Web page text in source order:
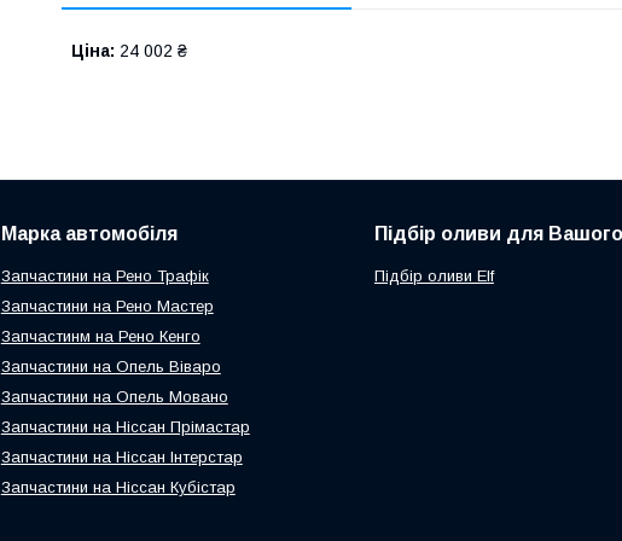
Ціна: 24 002 ₴
Марка автомобіля
Запчастини на Рено Трафік
Запчастини на Рено Мастер
Запчастинм на Рено Кенго
Запчастини на Опель Віваро
Запчастини на Опель Мовано
Запчастини на Ніссан Прімастар
Запчастини на Ніссан Інтерстар
Запчастини на Ніссан Кубістар
Підбір оливи для
Підбір оливи Elf